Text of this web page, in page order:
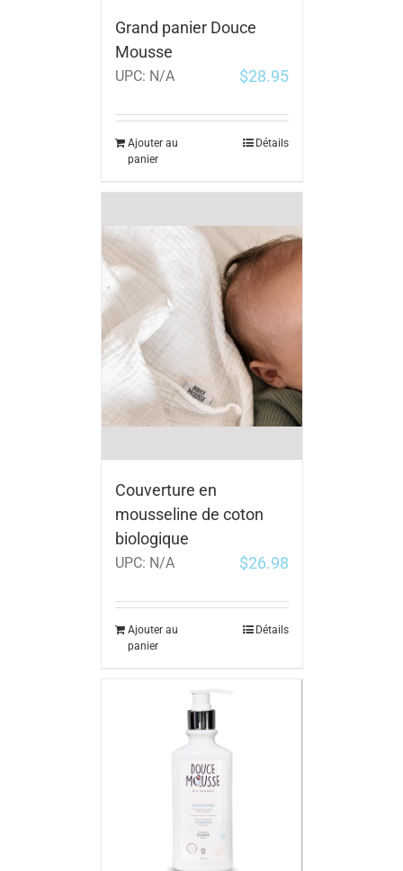
Grand panier Douce
Mousse
UPC: N/A $28.95
Ajouter au
panier
Détails
Couverture en
mousseline de coton
biologique
UPC: N/A $26.98
Ajouter au
panier
Détails